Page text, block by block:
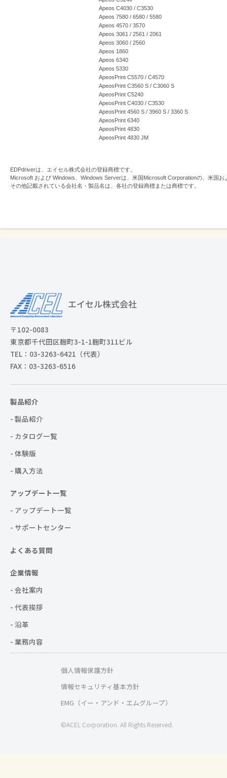
Apeos C4030 / C3530
Apeos 7580 / 6580 / 5580
Apeos 4570 / 3570
Apeos 3061 / 2561 / 2061
Apeos 3060 / 2560
Apeos 1860
Apeos 6340
Apeos 5330
ApeosPrint C5570 / C4570
ApeosPrint C3560 S / C3060 S
ApeosPrint C5240
ApeosPrint C4030 / C3530
ApeosPrint 4560 S / 3960 S / 3360 S
ApeosPrint 6340
ApeosPrint 4830
ApeosPrint 4830 JM
EDPdriverは、エイセル株式会社の登録商標です。
Microsoft および Windows、Windows Serverは、米国Microsoft Corporationの、米国
その他記載されている会社名・製品名は、各社の登録商標または商標です。
〒102-0083
東京都千代田区麹町3-1-1麹町311ビル
TEL：03-3263-6421（代表）
FAX：03-3263-6516
製品紹介
- 製品紹介
- カタログ一覧
- 体験版
- 購入方法
アップデート一覧
- アップデート一覧
- サポートセンター
よくある質問
企業情報
- 会社案内
- 代表挨拶
- 沿革
- 業務内容
個人情報保護方針
情報セキュリティ基本方針
EMG（イー・アンド・エムグループ）